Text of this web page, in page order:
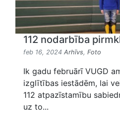
112 nodarbība
feb 16, 2024 Arhīvs, Foto
Ik gadu februārī VUGD
izglītības iestādēm, lai
112 atpazīstamību
uz to...